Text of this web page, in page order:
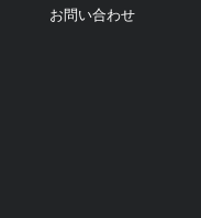
お問い合わせ